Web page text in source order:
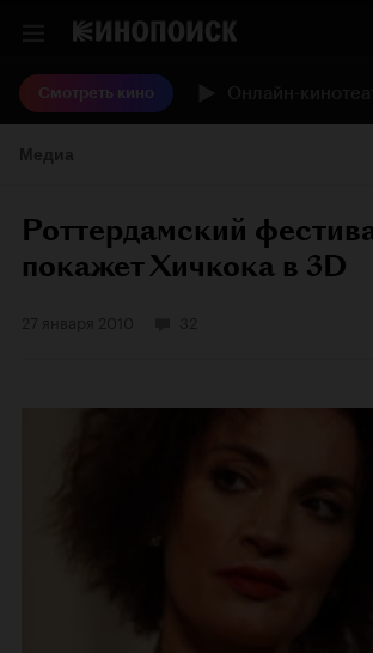
Смотреть кино
Роттердамский
покажет Хичкока в 3D